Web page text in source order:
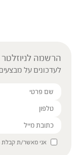
הרשמה לניוזלטר
לעדכונים על
this field empty.
אני מאשר/ת קבלת